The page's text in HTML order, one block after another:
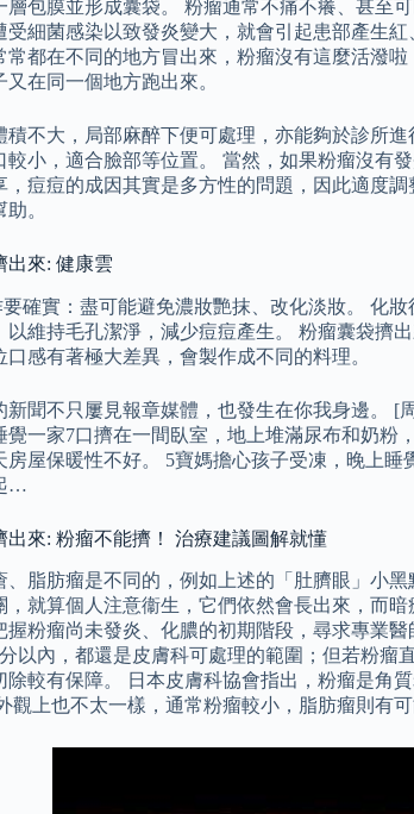
層包膜並形成囊袋。 粉瘤通常不痛不癢、甚至
受細菌感染以致發炎變大，就會引起患部產生
常都在不同的地方冒出來，粉瘤沒有這麼活潑
在同一個地方跑出來。
積不大，局部麻醉下便可處理，亦能夠於診所
較小，適合臉部等位置。 當然，如果粉瘤沒有
，痘痘的成因其實是多方性的問題，因此適度
。
出來: 健康雲
確實：盡可能避免濃妝艷抹、改化淡妝。 化
以維持毛孔潔淨，減少痘痘產生。 粉瘤囊袋擠
口感有著極大差異，會製作成不同的料理。
新聞不只屢見報章媒體，也發生在你我身邊。 [
覺一家7口擠在一間臥室，地上堆滿尿布和奶粉
房屋保暖性不好。 5寶媽擔心孩子受凍，晚上
…
出來: 粉瘤不能擠！ 治療建議圖解就懂
、脂肪瘤是不同的，例如上述的「肚臍眼」小
，就算個人注意衞生，它們依然會長出來，而
握粉瘤尚未發炎、化膿的初期階段，尋求專業
以內，都還是皮膚科可處理的範圍；但若粉瘤
除較有保障。 日本皮膚科協會指出，粉瘤是角
觀上也不太一樣，通常粉瘤較小，脂肪瘤則有可